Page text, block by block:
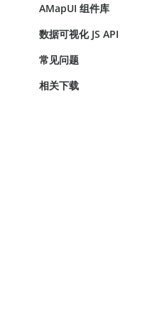
AMapUI 组件库
数据可视化 JS API
常见问题
相关下载